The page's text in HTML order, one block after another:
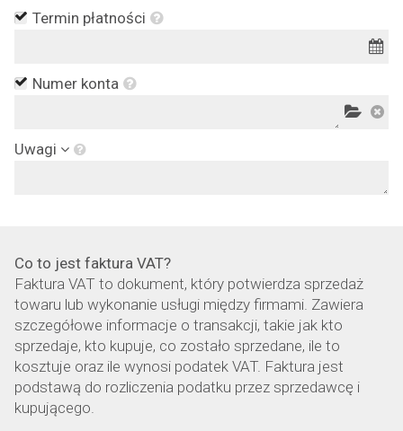
Termin płatności
Numer konta
Uwagi
Co to jest faktura VAT?
Faktura VAT to dokument, który potwierdza sprzedaż
towaru lub wykonanie usługi między firmami. Zawiera
szczegółowe informacje o transakcji, takie jak kto
sprzedaje, kto kupuje, co zostało sprzedane, ile to
kosztuje oraz ile wynosi podatek VAT. Faktura jest
podstawą do rozliczenia podatku przez sprzedawcę i
kupującego.